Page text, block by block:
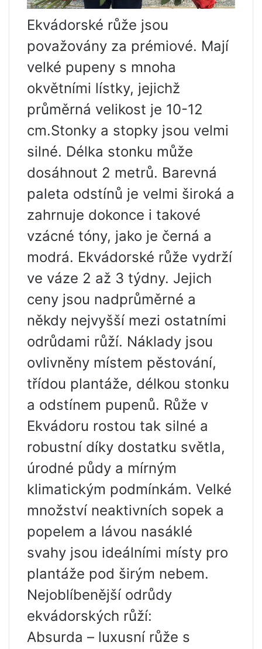
Ekvádorské růže jsou
považovány za prémiové. Mají
velké pupeny s mnoha
okvětními lístky, jejichž
průměrná velikost je 10-12
cm.Stonky a stopky jsou velmi
silné. Délka stonku může
dosáhnout 2 metrů. Barevná
paleta odstínů je velmi široká a
zahrnuje dokonce i takové
vzácné tóny, jako je černá a
modrá. Ekvádorské růže vydrží
ve váze 2 až 3 týdny. Jejich
ceny jsou nadprůměrné a
někdy nejvyšší mezi ostatními
odrůdami růží. Náklady jsou
ovlivněny místem pěstování,
třídou plantáže, délkou stonku
a odstínem pupenů. Růže v
Ekvádoru rostou tak silné a
robustní díky dostatku světla,
úrodné půdy a mírným
klimatickým podmínkám. Velké
množství neaktivních sopek a
popelem a lávou nasáklé
svahy jsou ideálními místy pro
plantáže pod širým nebem.
Nejoblíbenější odrůdy
ekvádorských růží:
Absurda – luxusní růže s